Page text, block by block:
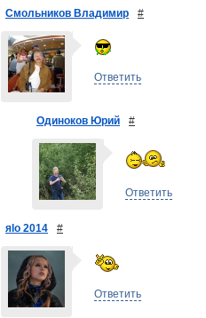
Смольников Владимир #
Ответить
Одиноков Юрий #
Ответить
яlo 2014 #
Ответить